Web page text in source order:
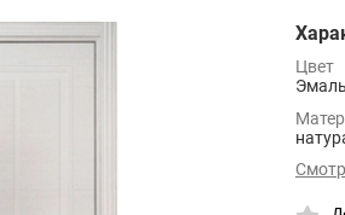
Цвет